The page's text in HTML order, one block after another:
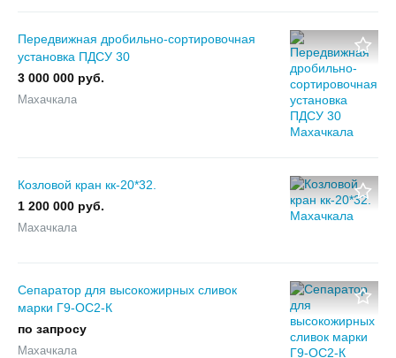
Передвижная дробильно-сортировочная
установка ПДСУ 30
3 000 000 руб.
Махачкала
Козловой кран кк-20*32.
1 200 000 руб.
Махачкала
Сепаратор для высокожирных сливок
марки Г9-ОС2-К
по запросу
Махачкала